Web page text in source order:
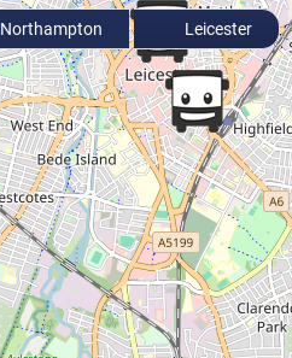
Northampton Leicester